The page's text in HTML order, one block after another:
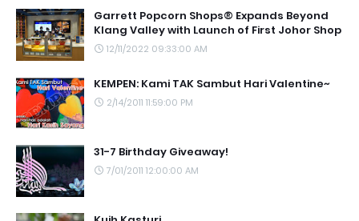
Garrett Popcorn Shops® Expands Beyond
Klang Valley with Launch of First Johor Shop
12/11/2022 09:33:00 AM
KEMPEN: Kami TAK Sambut Hari Valentine~
2/14/2011 11:59:00 PM
31-7 Birthday Giveaway!
7/01/2011 12:00:00 AM